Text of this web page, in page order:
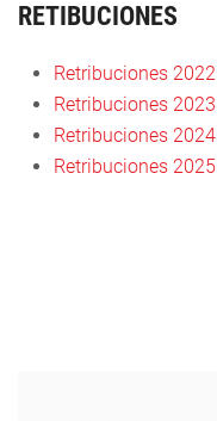
RETIBUCIONES
Retribuciones 2022
Retribuciones 2023
Retribuciones 2024
Retribuciones 2025